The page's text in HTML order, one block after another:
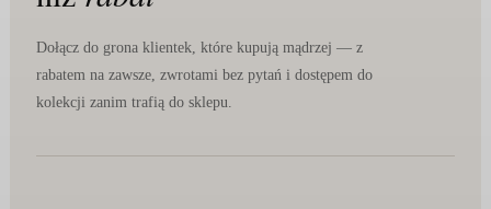
Dołącz do grona klientek, które kupują mądrzej — z
rabatem na zawsze, zwrotami bez pytań i dostępem do
kolekcji zanim trafią do sklepu.